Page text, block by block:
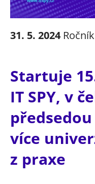
31. 5. 2024
Startuje
IT SPY, v
více
z praxe